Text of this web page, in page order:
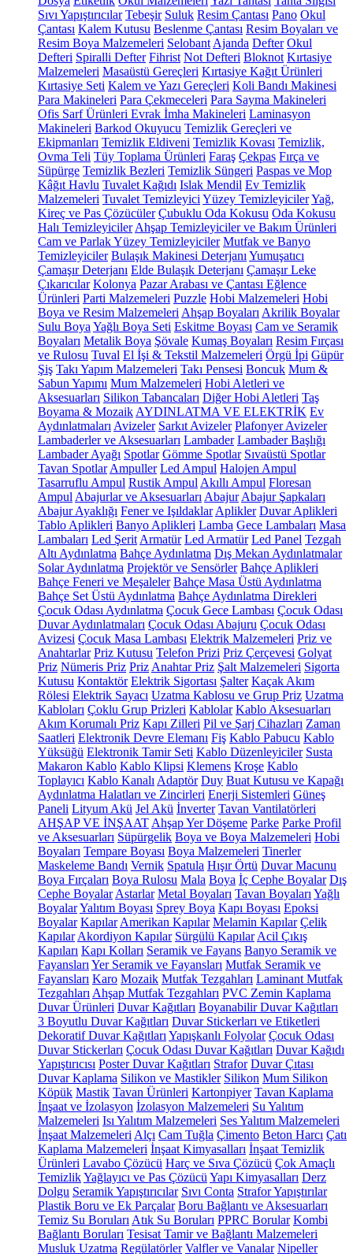
Sıvı Yapıştırıcılar Tebeşir Suluk Resim Çantası Pano Okul
Çantası Kalem Kutusu Beslenme Çantası Resim Boyaları ve
Resim Boya Malzemeleri Selobant Ajanda Defter Okul
Defteri Spiralli Defter Fihrist Not Defteri Bloknot Kırtasiye
Malzemeleri Masaüstü Gereçleri Kırtasiye Kağıt Ürünleri
Kırtasiye Seti Kalem ve Yazı Gereçleri Koli Bandı Makinesi
Para Makineleri Para Çekmeceleri Para Sayma Makineleri
Ofis Sarf Ürünleri Evrak İmha Makineleri Laminasyon
Makineleri Barkod Okuyucu Temizlik Gereçleri ve
Ekipmanları Temizlik Eldiveni Temizlik Kovası Temizlik,
Ovma Teli Tüy Toplama Ürünleri Faraş Çekpas Fırça ve
Süpürge Temizlik Bezleri Temizlik Süngeri Paspas ve Mop
Kâğıt Havlu Tuvalet Kağıdı Islak Mendil Ev Temizlik
Malzemeleri Tuvalet Temizleyici Yüzey TemizleyicilerYağ,
Kireç ve Pas Çözücüler Çubuklu Oda Kokusu Oda Kokusu
Halı Temizleyiciler Ahşap Temizleyiciler ve Bakım Ürünleri
Cam ve Parlak Yüzey Temizleyiciler Mutfak ve Banyo
Temizleyiciler Bulaşık Makinesi Deterjanı Yumuşatıcı
Çamaşır Deterjanı Elde Bulaşık Deterjanı Çamaşır Leke
Çıkarıcılar Kolonya Pazar Arabası ve Çantası Eğlence
Ürünleri Parti Malzemeleri Puzzle Hobi Malzemeleri Hobi
Boya ve Resim Malzemeleri Ahşap Boyaları Akrilik Boyalar
Sulu Boya Yağlı Boya Seti Eskitme Boyası Cam ve Seramik
Boyaları Metalik Boya Şövale Kumaş Boyaları Resim Fırçası
ve Rulosu Tuval El İşi & Tekstil Malzemeleri Örgü İpi Güpür
Şiş Takı Yapım Malzemeleri Takı Pensesi Boncuk Mum &
Sabun Yapımı Mum Malzemeleri Hobi Aletleri ve
Aksesuarları Silikon Tabancaları Diğer Hobi Aletleri Taş
Boyama & Mozaik AYDINLATMA VE ELEKTRİK Ev
Aydınlatmaları Avizeler Sarkıt Avizeler Plafonyer Avizeler
Lambaderler ve Aksesuarları Lambader Lambader Başlığı
Lambader Ayağı Spotlar Gömme Spotlar Sıvaüstü Spotlar
Tavan Spotlar Ampuller Led Ampul Halojen Ampul
Tasarruflu Ampul Rustik Ampul Akıllı Ampul Floresan
Ampul Abajurlar ve Aksesuarları Abajur Abajur Şapkaları
Abajur Ayaklığı Fener ve Işıldaklar Aplikler Duvar Aplikleri
Tablo Aplikleri Banyo Aplikleri Lamba Gece Lambaları Masa
Lambaları Led Şerit Armatür Led Armatür Led Panel Tezgah
Altı Aydınlatma Bahçe Aydınlatma Dış Mekan Aydınlatmalar
Solar Aydınlatma Projektör ve Sensörler Bahçe Aplikleri
Bahçe Feneri ve Meşaleler Bahçe Masa Üstü Aydınlatma
Bahçe Set Üstü Aydınlatma Bahçe Aydınlatma Direkleri
Çocuk Odası Aydınlatma Çocuk Gece Lambası Çocuk Odası
Duvar Aydınlatmaları Çocuk Odası Abajuru Çocuk Odası
Avizesi Çocuk Masa Lambası Elektrik Malzemeleri Priz ve
Anahtarlar Priz Kutusu Telefon Prizi Priz Çerçevesi Golyat
Priz Nümeris Priz Priz Anahtar Priz Şalt Malzemeleri Sigorta
Kutusu Kontaktör Elektrik Sigortası Şalter Kaçak Akım
Rölesi Elektrik Sayacı Uzatma Kablosu ve Grup Priz Uzatma
Kabloları Çoklu Grup Prizleri Kablolar Kablo Aksesuarları
Akım Korumalı Priz Kapı Zilleri Pil ve Şarj Cihazları Zaman
Saatleri Elektronik Devre Elemanı Fiş Kablo Pabucu Kablo
Yüksüğü Elektronik Tamir Seti Kablo Düzenleyiciler Susta
Makaron Kablo Kablo Klipsi Klemens Kroşe Kablo
Toplayıcı Kablo Kanalı Adaptör Duy Buat Kutusu ve Kapağı
Aydınlatma Halatları ve Zincirleri Enerji Sistemleri Güneş
Paneli Lityum Akü Jel Akü İnverter Tavan Vantilatörleri
AHŞAP VE İNŞAAT Ahşap Yer Döşeme Parke Parke Profil
ve Aksesuarları Süpürgelik Boya ve Boya Malzemeleri Hobi
Boyaları Tempare Boyası Boya Malzemeleri Tinerler
Maskeleme Bandı Vernik Spatula Hışır Örtü Duvar Macunu
Boya Fırçaları Boya Rulosu Mala Boya İç Cephe Boyalar Dış
Cephe Boyalar Astarlar Metal Boyaları Tavan Boyaları Yağlı
BoyalarYalıtım Boyası Sprey Boya Kapı Boyası Epoksi
Boyalar Kapılar Amerikan Kapılar Melamin Kapılar Çelik
Kapılar Akordiyon Kapılar Sürgülü Kapılar Acil Çıkış
Kapıları Kapı Kolları Seramik ve Fayans Banyo Seramik ve
Fayansları Yer Seramik ve Fayansları Mutfak Seramik ve
Fayansları Karo Mozaik Mutfak Tezgahları Laminant Mutfak
Tezgahları Ahşap Mutfak Tezgahları PVC Zemin Kaplama
Duvar Ürünleri Duvar Kağıtları Boyanabilir Duvar Kağıtları
3 Boyutlu Duvar Kağıtları Duvar Stickerları ve Etiketleri
Dekoratif Duvar Kağıtları Yapışkanlı Folyolar Çocuk Odası
Duvar Stickerları Çocuk Odası Duvar Kağıtları Duvar Kağıdı
Yapıştırıcısı Poster Duvar Kağıtları Strafor Duvar Çıtası
Duvar Kaplama Silikon ve Mastikler Silikon Mum Silikon
Köpük Mastik Tavan Ürünleri Kartonpiyer Tavan Kaplama
İnşaat ve İzolasyon İzolasyon Malzemeleri Su Yalıtım
Malzemeleri Isı Yalıtım Malzemeleri Ses Yalıtım Malzemeleri
İnşaat Malzemeleri Alçı Cam Tuğla Çimento Beton Harcı Çatı
Kaplama Malzemeleri İnşaat Kimyasalları İnşaat Temizlik
Ürünleri Lavabo Çözücü Harç ve Sıva Çözücü Çok Amaçlı
TemizlikYağlayıcı ve Pas Çözücü Yapı Kimyasalları Derz
Dolgu Seramik Yapıştırıcılar Sıvı Conta Strafor Yapıştırılar
Plastik Boru ve Ek Parçalar Boru Bağlantı ve Aksesuarları
Temiz Su Boruları Atık Su Boruları PPRC Borular Kombi
Bağlantı Boruları Tesisat Tamir ve Bağlantı Malzemeleri
Musluk Uzatma Regülatörler Valfler ve Vanalar Nipeller